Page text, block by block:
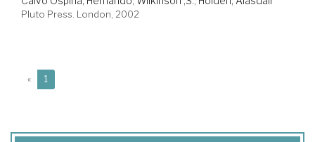
Pluto Press. London, 2002
« 1